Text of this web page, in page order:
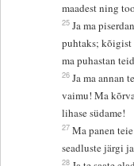
maadest ning
25 Ja ma
puhtaks; kõigist
ma puhastan
26 Ja ma annan
vaimu! Ma
lihase südame!
27 Ma panen
seadluste järgi
28